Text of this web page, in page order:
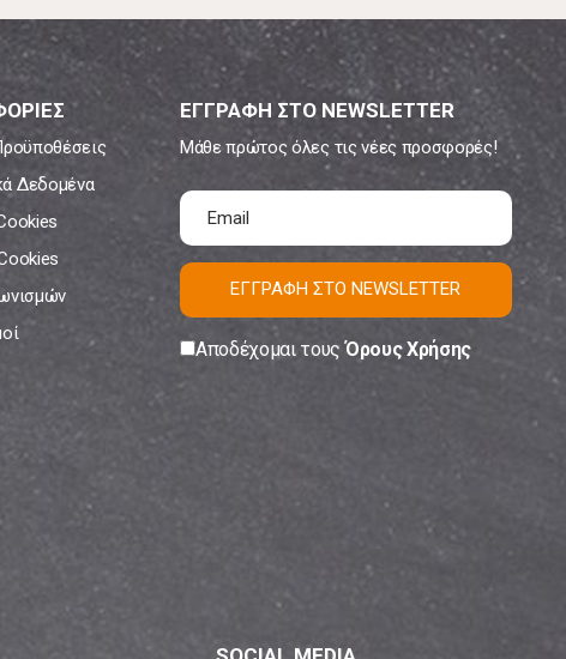
Δεδομένα
ΕΓΓΡΑΦΗ ΣΤΟ NEWSLETTER
Μάθε πρώτος όλες τις νέες προσφορές!
ΕΓΓΡΑΦΗ ΣΤΟ NEWSLETTER
Αποδέχομαι τουςΌρους Χρήσης